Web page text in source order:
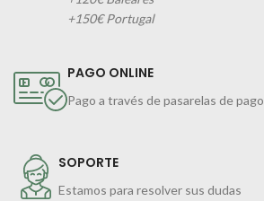
+150€ Portugal
PAGO ONLINE
Pago a través de pasarelas de pago
SOPORTE
Estamos para resolver sus dudas